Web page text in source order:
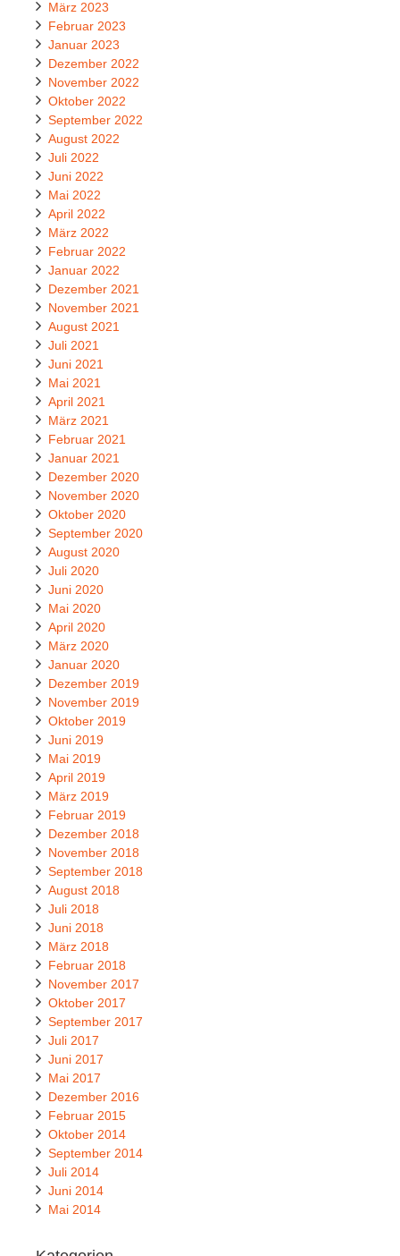
März 2023
Februar 2023
Januar 2023
Dezember 2022
November 2022
Oktober 2022
September 2022
August 2022
Juli 2022
Juni 2022
Mai 2022
April 2022
März 2022
Februar 2022
Januar 2022
Dezember 2021
November 2021
August 2021
Juli 2021
Juni 2021
Mai 2021
April 2021
März 2021
Februar 2021
Januar 2021
Dezember 2020
November 2020
Oktober 2020
September 2020
August 2020
Juli 2020
Juni 2020
Mai 2020
April 2020
März 2020
Januar 2020
Dezember 2019
November 2019
Oktober 2019
Juni 2019
Mai 2019
April 2019
März 2019
Februar 2019
Dezember 2018
November 2018
September 2018
August 2018
Juli 2018
Juni 2018
März 2018
Februar 2018
November 2017
Oktober 2017
September 2017
Juli 2017
Juni 2017
Mai 2017
Dezember 2016
Februar 2015
Oktober 2014
September 2014
Juli 2014
Juni 2014
Mai 2014